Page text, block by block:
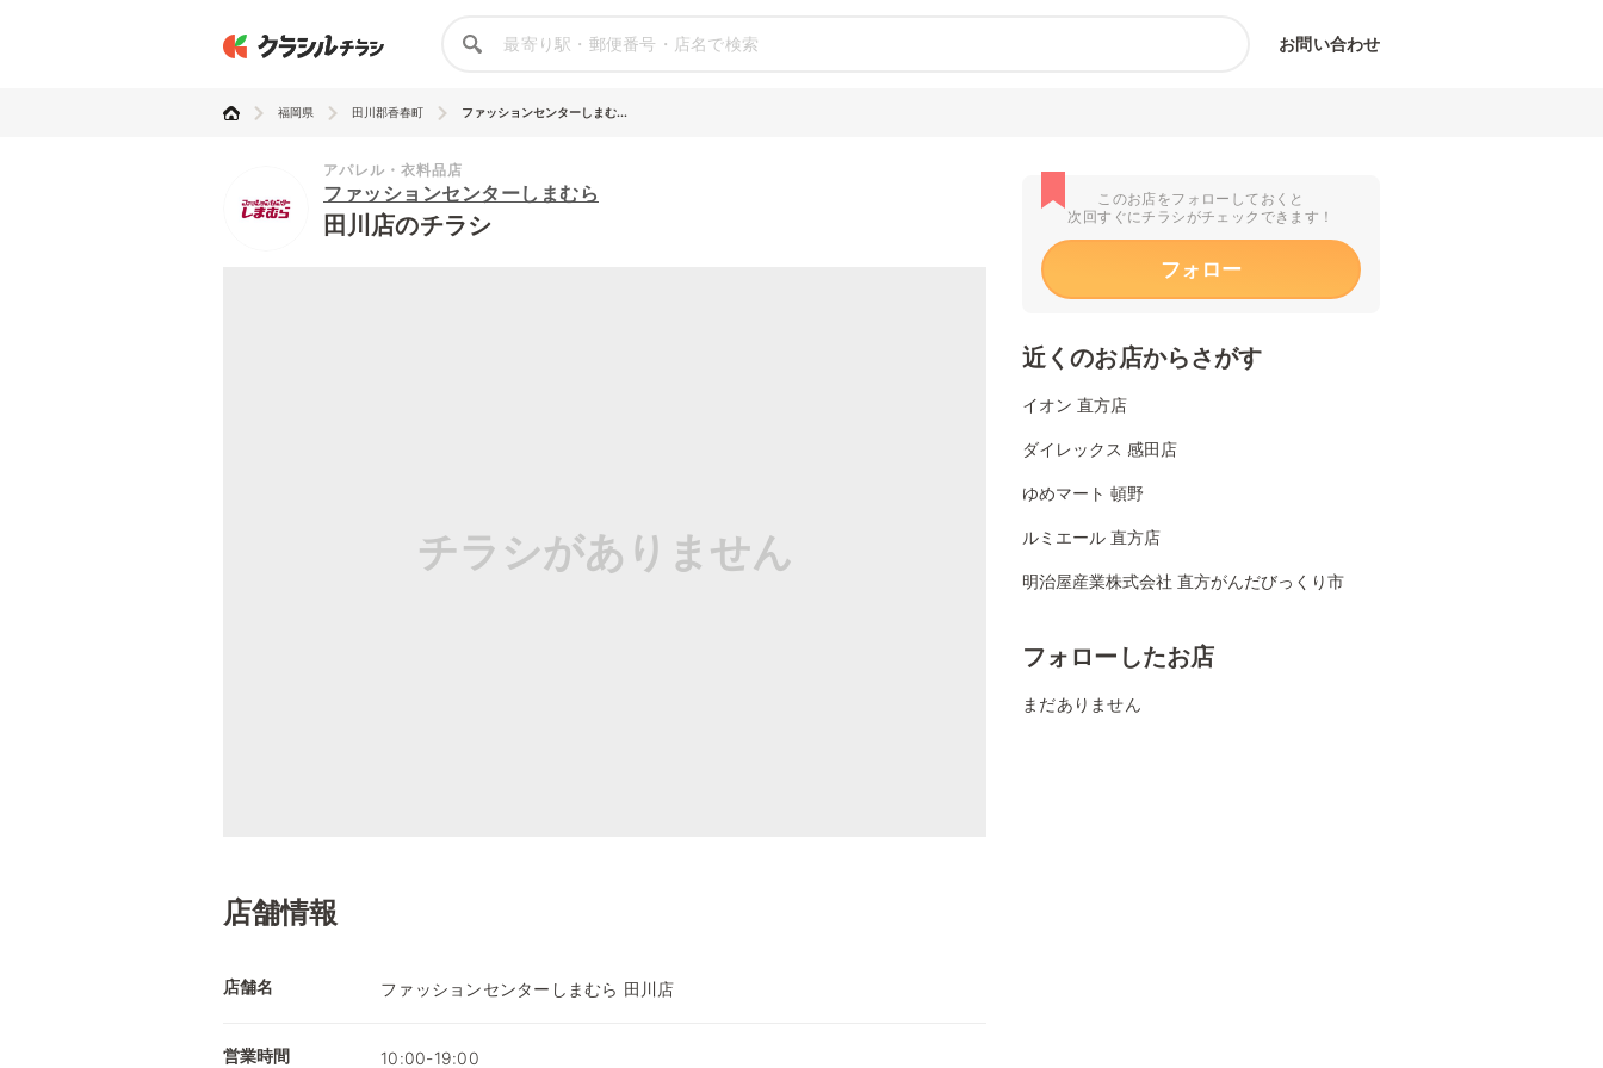
お問い合わせ
福岡県 田川郡香春町 ファッションセンターしまむ...
アパレル・衣料品店
ファッションセンターしまむら
田川店のチラシ
チラシがありません
店舗情報
店舗名 ファッションセンターしまむら 田川店
営業時間 10:00-19:00
このお店をフォローしておくと
次回すぐにチラシがチェックできます！
フォロー
近くのお店からさがす
イオン 直方店
ダイレックス 感田店
ゆめマート 頓野
ルミエール 直方店
明治屋産業株式会社 直方がんだびっくり市
フォローしたお店
まだありません